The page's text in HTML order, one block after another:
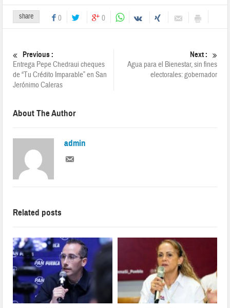
share 0 0
Previous :
Entrega Pepe Chedraui cheques
de “Tu Crédito Imparable” en San
Jerónimo Caleras
Next :
Agua para el Bienestar, sin fines
electorales: gobernador
About The Author
admin
Related posts